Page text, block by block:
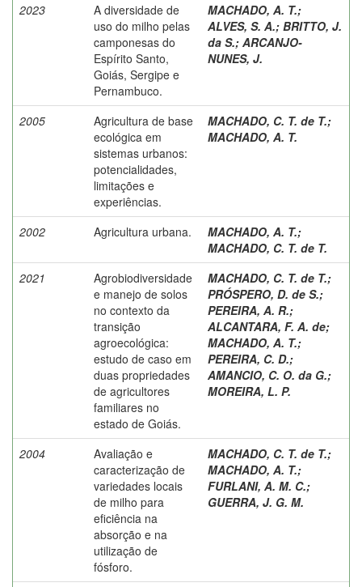
2023
A diversidade de
uso do milho pelas
camponesas do
Espírito Santo,
Goiás, Sergipe e
Pernambuco.
MACHADO, A. T.;
ALVES, S. A.; BRITTO, J.
da S.; ARCANJO-
NUNES, J.
2005
Agricultura de base
ecológica em
sistemas urbanos:
potencialidades,
limitações e
experiências.
MACHADO, C. T. de T.;
MACHADO, A. T.
2002 Agricultura urbana. MACHADO, A. T.;
MACHADO, C. T. de T.
2021
Agrobiodiversidade
e manejo de solos
no contexto da
transição
agroecológica:
estudo de caso em
duas propriedades
de agricultores
familiares no
estado de Goiás.
MACHADO, C. T. de T.;
PRÓSPERO, D. de S.;
PEREIRA, A. R.;
ALCANTARA, F. A. de;
MACHADO, A. T.;
PEREIRA, C. D.;
AMANCIO, C. O. da G.;
MOREIRA, L. P.
2004
Avaliação e
caracterização de
variedades locais
de milho para
eficiência na
absorção e na
utilização de
fósforo.
MACHADO, C. T. de T.;
MACHADO, A. T.;
FURLANI, A. M. C.;
GUERRA, J. G. M.